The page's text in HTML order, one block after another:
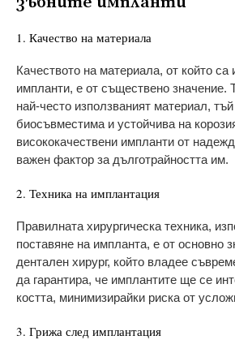
1. Качество на материала
Качеството на материала, от който са
импланти, е от съществено значение.
най-често използваният материал,
биосъвместима и устойчива на
висококачествени импланти от
важен фактор за дълготрайността им.
2. Техника на имплантация
Правилната хирургическа техника,
поставяне на импланта, е от основно
дентален хирург, който владее
да гарантира, че имплантите ще се
костта, минимизирайки риска от
3. Грижа след имплантация